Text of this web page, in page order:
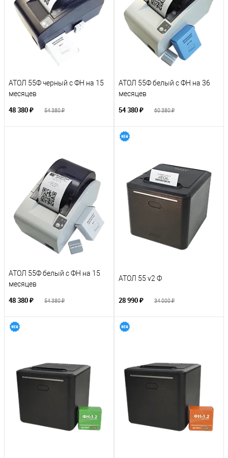
АТОЛ 55Ф черный с ФН на 15
месяцев
48 380 ₽ 54 380 ₽
АТОЛ 55Ф белый с ФН на 36
месяцев
54 380 ₽ 60 380 ₽
АТОЛ 55Ф белый с ФН на 15
месяцев
48 380 ₽ 54 380 ₽
АТОЛ 55 v2 Ф
28 990 ₽ 34 000 ₽